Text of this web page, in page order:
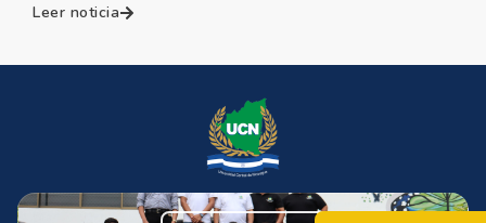
Leer noticia